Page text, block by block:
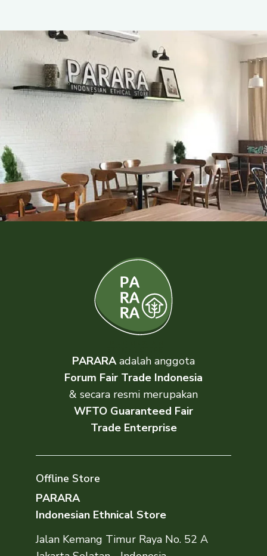
Offline Store
PARARA
Indonesian Ethnical Store
Jalan Kemang Timur Raya No. 52 A
PARARAadalah anggota
Forum Fair Trade Indonesia
& secara resmi merupakan
WFTO Guaranteed Fair
Trade Enterprise